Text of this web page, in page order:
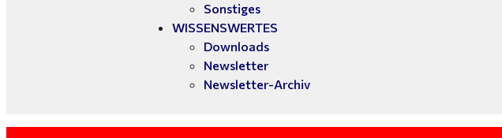
Sonstiges
WISSENSWERTES
Downloads
Newsletter
Newsletter-Archiv